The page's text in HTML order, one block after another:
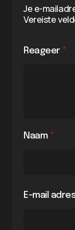
Je e-
Vereiste
Reageer *
Naam *
E-mail